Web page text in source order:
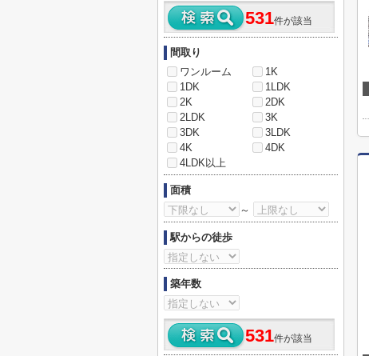
531件が該当
間取り
ワンルーム
1K
1DK
1LDK
2K
2DK
2LDK
3K
3DK
3LDK
4K
4DK
4LDK以上
面積
～
駅からの徒歩
築年数
531件が該当